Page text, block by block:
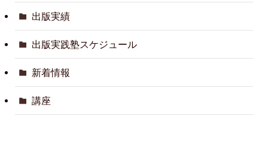
出版実績
出版実践塾スケジュール
新着情報
講座